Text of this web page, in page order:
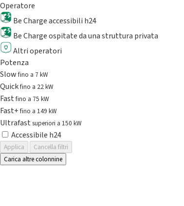
Operatore
Be Charge accessibili h24
Be Charge ospitate da una struttura privata
Altri operatori
Potenza
Slowfino a 7 kW
Quickfino a 22 kW
Fastfino a 75 kW
Fast+fino a 149 kW
Ultrafast superiori a 150 kW
Accessibile h24
Applica
Cancella filtri
Carica altre colonnine